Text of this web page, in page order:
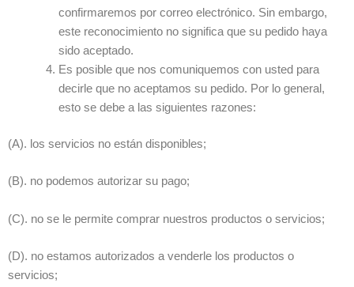
confirmaremos por correo electrónico. Sin embargo,
este reconocimiento no significa que su pedido haya
sido aceptado.
Es posible que nos comuniquemos con usted para
decirle que no aceptamos su pedido. Por lo general,
esto se debe a las siguientes razones:
(A). los servicios no están disponibles;
(B). no podemos autorizar su pago;
(C). no se le permite comprar nuestros productos o servicios;
(D). no estamos autorizados a venderle los productos o
servicios;